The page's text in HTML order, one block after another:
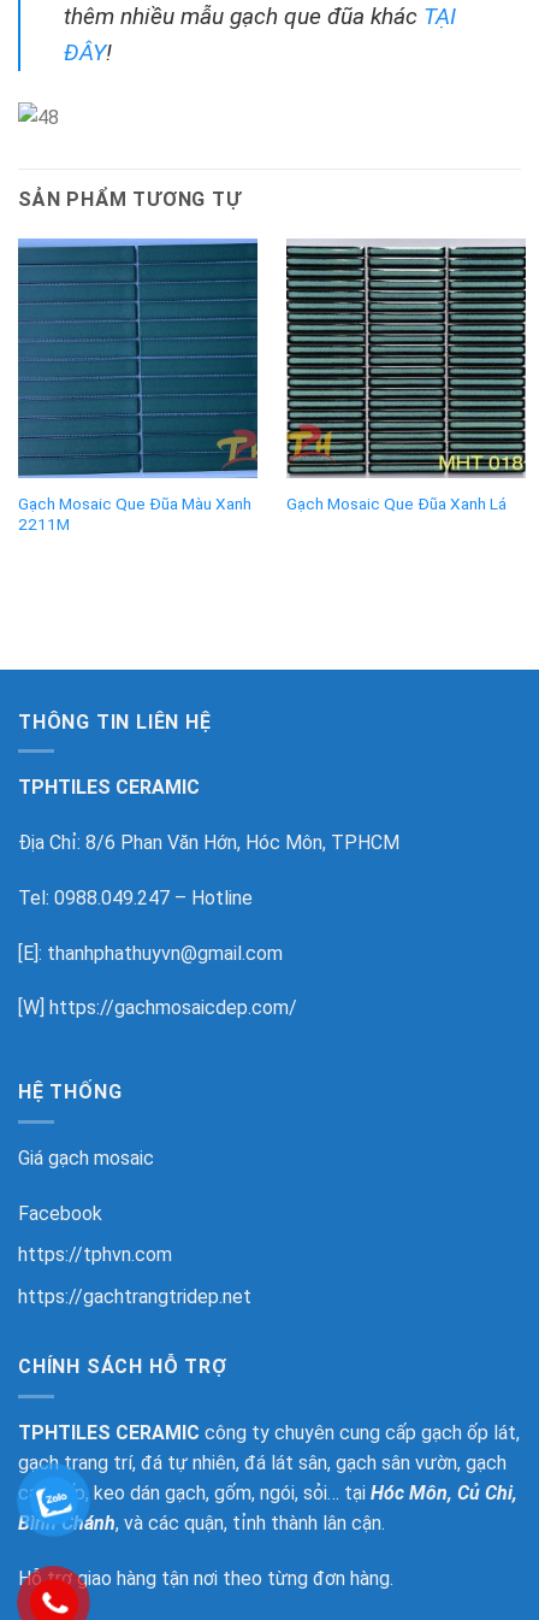
thêm nhiều mẫu gạch que đũa khác TẠI
ĐÂY!
SẢN PHẨM TƯƠNG TỰ
Gạch Mosaic Que Đũa Màu Xanh
2211M
Gạch Mosaic Que Đũa Xanh Lá
THÔNG TIN LIÊN HỆ
TPHTILES CERAMIC
Địa Chỉ: 8/6 Phan Văn Hớn, Hóc Môn, TPHCM
Tel: 0988.049.247 – Hotline
[E]: thanhphathuyvn@gmail.com
[W] https://gachmosaicdep.com/
HỆ THỐNG
Giá gạch mosaic
Facebook
https://tphvn.com
https://gachtrangtridep.net
CHÍNH SÁCH HỖ TRỢ
TPHTILES CERAMIC công ty chuyên cung cấp gạch ốp lát,
gạch trang trí, đá tự nhiên, đá lát sân, gạch sân vườn, gạch
cao cấp, keo dán gạch, gốm, ngói, sỏi… tại Hóc Môn, Củ Chi,
Bình Chánh, và các quận, tỉnh thành lân cận.
Hỗ trợ giao hàng tận nơi theo từng đơn hàng.